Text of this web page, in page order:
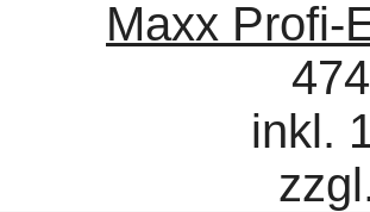
Maxx Profi-
inkl.